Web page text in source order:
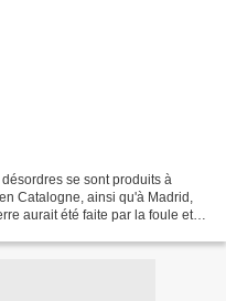
se sont produits à
Catalogne, ainsi qu'à Madrid,
aurait été faite par la foule et